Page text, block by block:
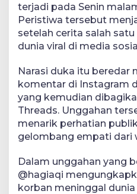
terjadi pada Senin
Peristiwa tersebut
setelah cerita salah
dunia viral di media
Narasi duka itu beredar
komentar di Instagram
yang kemudian
Threads. Unggahan
menarik perhatian
gelombang empati dari
Dalam unggahan yang
@hagiaqi
korban meninggal